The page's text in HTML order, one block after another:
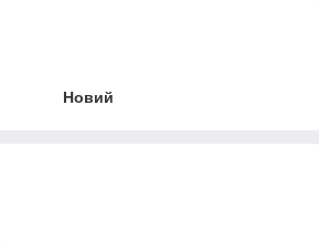
Новий